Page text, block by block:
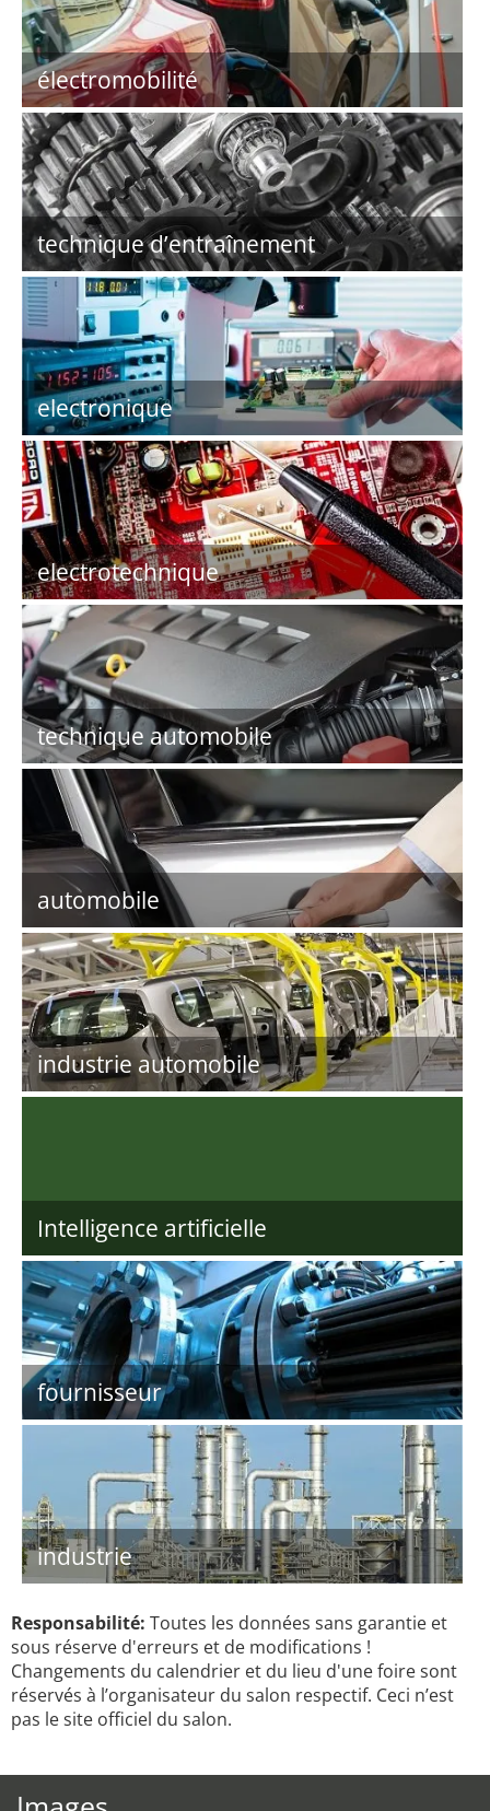
électromobilité
technique d’entraînement
electronique
electrotechnique
technique automobile
automobile
industrie automobile
Intelligence artificielle
fournisseur
industrie
Responsabilité: Toutes les données sans garantie et
sous réserve d'erreurs et de modifications !
Changements du calendrier et du lieu d'une foire sont
réservés à l’organisateur du salon respectif. Ceci n’est
pas le site officiel du salon.